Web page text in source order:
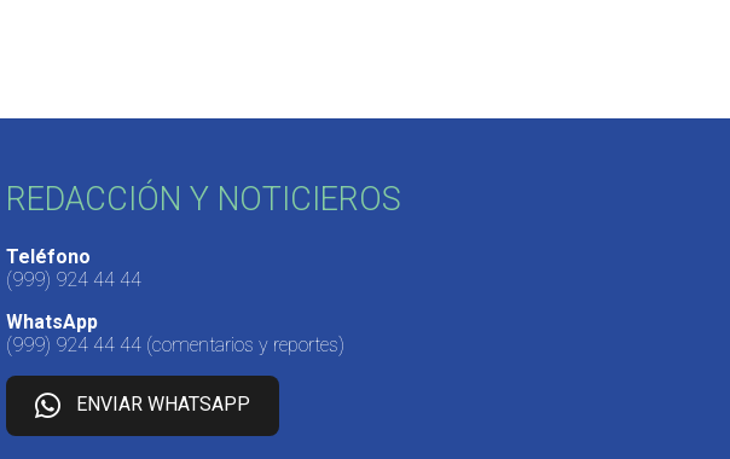
REDACCIÓN Y NOTICIEROS
Teléfono
(999) 924 44 44
WhatsApp
(999) 924 44 44 (comentarios y reportes)
ENVIAR WHATSAPP